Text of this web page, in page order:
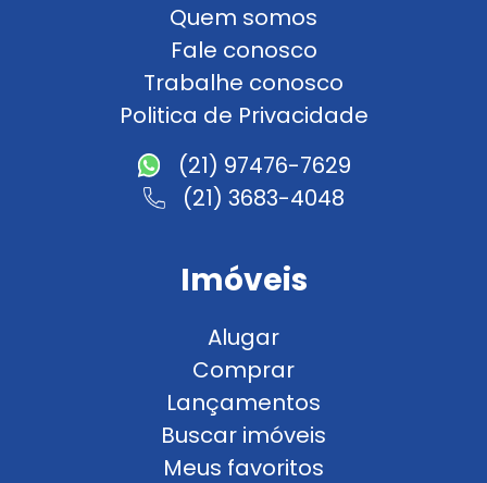
Quem somos
Fale conosco
Trabalhe conosco
Politica de Privacidade
(21) 97476-7629
(21) 3683-4048
Imóveis
Alugar
Comprar
Lançamentos
Buscar imóveis
Meus favoritos